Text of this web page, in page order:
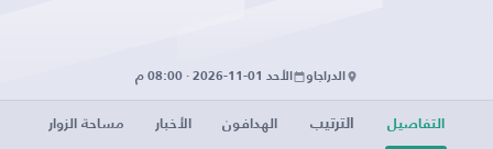
الدراجاو الأحد 01-11-2026 · 08:00 م
التفاصيل الترتيب الهدافون الأخبار مساحة الزوار